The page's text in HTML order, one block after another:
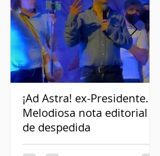
¡Ad Astra! ex-Presidente.
Melodiosa nota editorial
de despedida